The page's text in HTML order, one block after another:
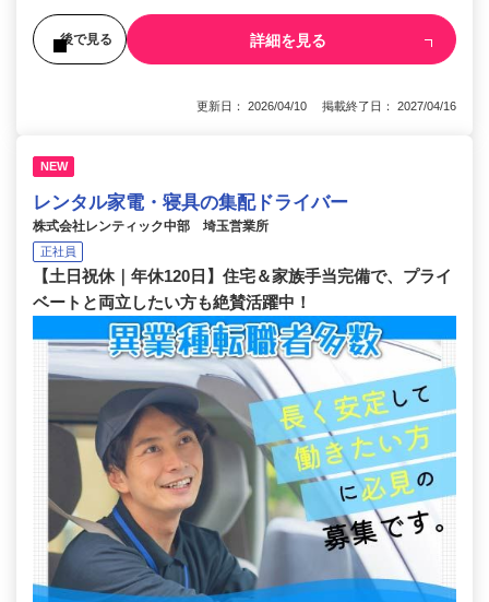
後で見る 詳細を見る
更新日： 2026/04/10 掲載終了日： 2027/04/16
NEW
レンタル家電・寝具の集配ドライバー
株式会社レンティック中部 埼玉営業所
正社員
【土日祝休｜年休120日】住宅＆家族手当完備で、プライ
ベートと両立したい方も絶賛活躍中！